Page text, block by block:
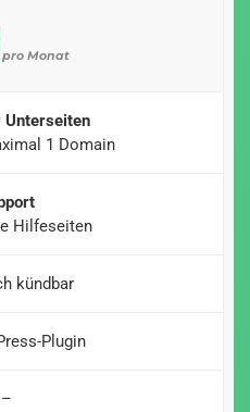
pro Monat
Unterseiten
1 Domain
Hilfeseiten
kündbar
Plugin
–